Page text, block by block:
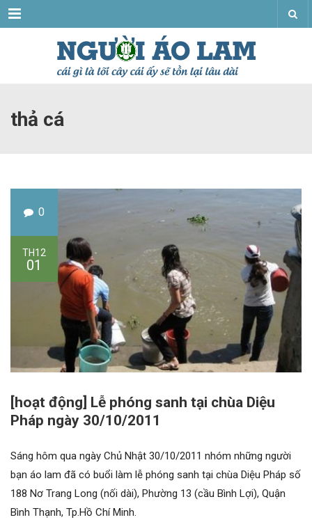
Menu
thả cá
0
TH12
01
[hoạt động] Lễ phóng sanh tại chùa Diệu
Pháp ngày 30/10/2011
Sáng hôm qua ngày Chủ Nhật 30/10/2011 nhóm những người
bạn áo lam đã có buổi làm lễ phóng sanh tại chùa Diệu Pháp số
188 Nơ Trang Long (nối dài), Phường 13 (cầu Bình Lợi), Quận
Bình Thạnh, Tp.Hồ Chí Minh.